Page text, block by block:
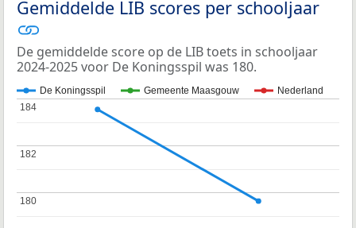
Gemiddelde LIB scores per schooljaar
De gemiddelde score op de LIB toets in schooljaar
2024-2025 voor De Koningsspil was 180.
De Koningsspil Gemeente Maasgouw Nederland
180
180
182
182
184
184